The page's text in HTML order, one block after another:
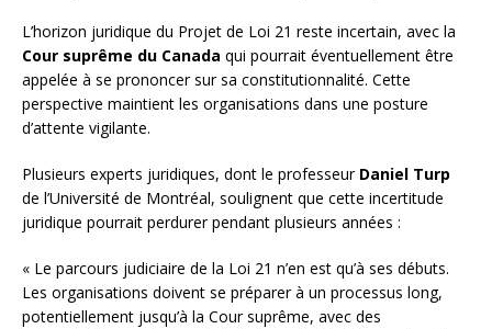
L’horizon juridique du Projet de Loi 21 reste incertain, avec la
Cour suprême du Canada qui pourrait éventuellement être
appelée à se prononcer sur sa constitutionnalité. Cette
perspective maintient les organisations dans une posture
d’attente vigilante.
Plusieurs experts juridiques, dont le professeur Daniel Turp
de l’Université de Montréal, soulignent que cette incertitude
juridique pourrait perdurer pendant plusieurs années :
« Le parcours judiciaire de la Loi 21 n’en est qu’à ses débuts.
Les organisations doivent se préparer à un processus long,
potentiellement jusqu’à la Cour suprême, avec des